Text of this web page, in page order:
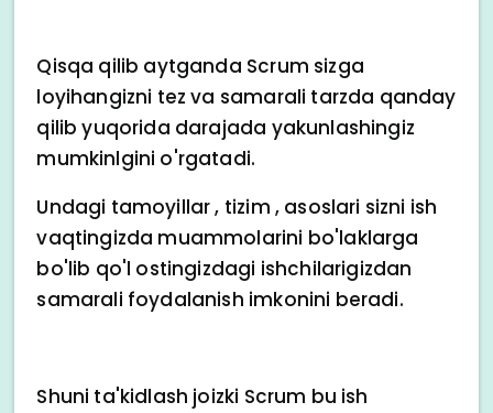
Qisqa qilib aytganda Scrum sizga
loyihangizni tez va samarali tarzda qanday
qilib yuqorida darajada yakunlashingiz
mumkinlgini o'rgatadi.
Undagi tamoyillar , tizim , asoslari sizni ish
vaqtingizda muammolarini bo'laklarga
bo'lib qo'l ostingizdagi ishchilarigizdan
samarali foydalanish imkonini beradi.
Shuni ta'kidlash joizki Scrum bu ish